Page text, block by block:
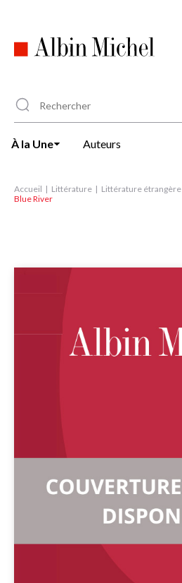
principal
À la Une Auteurs
Accueil Littérature Littérature étrangère
Blue River